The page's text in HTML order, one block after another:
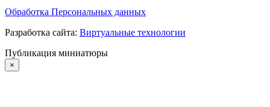
Обработка Персональных данных
Разработка сайта: Виртуальные технологии
Публикация миниатюры
×